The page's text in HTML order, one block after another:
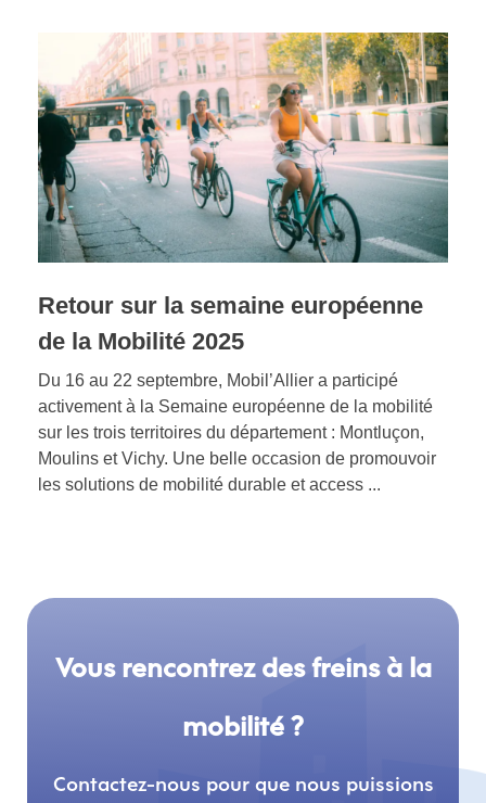
Retour sur la semaine européenne
de la Mobilité 2025
Du 16 au 22 septembre, Mobil’Allier a participé
activement à la Semaine européenne de la mobilité
sur les trois territoires du département : Montluçon,
Moulins et Vichy. Une belle occasion de promouvoir
les solutions de mobilité durable et access ...
Vous rencontrez des freins à la
mobilité ?
Contactez-nous pour que nous puissions